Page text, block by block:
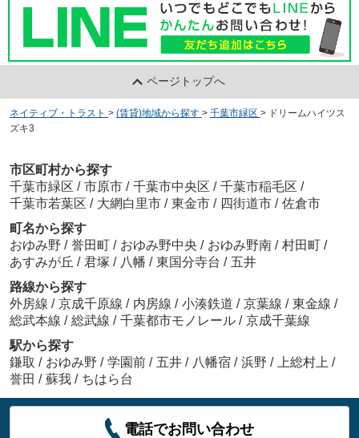
ページトップへ
ネイティブ・トラスト > (賃貸)地域から探す > 千葉市緑区 > ドリームハイツス
ズキ3
市区町村から探す
千葉市緑区 / 市原市 / 千葉市中央区 / 千葉市稲毛区 /
千葉市若葉区 / 大網白里市 / 東金市 / 四街道市 / 佐倉市
町名から探す
おゆみ野 / 誉田町 / おゆみ野中央 / おゆみ野南 / 村田町 /
あすみが丘 / 君塚 / 八幡 / 東国分寺台 / 五井
路線から探す
外房線 / 京成千原線 / 内房線 / 小湊鉄道 / 京葉線 / 東金線 /
総武本線 / 総武線 / 千葉都市モノレール / 京成千葉線
駅から探す
鎌取 / おゆみ野 / 学園前 / 五井 / 八幡宿 / 浜野 / 上総村上 /
誉田 / 蘇我 / ちはら台
電話でお問い合わせ